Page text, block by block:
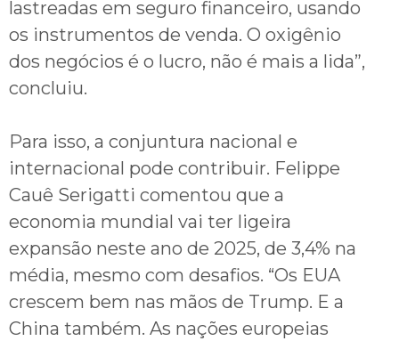
lastreadas em seguro financeiro, usando
os instrumentos de venda. O oxigênio
dos negócios é o lucro, não é mais a lida”,
concluiu.
Para isso, a conjuntura nacional e
internacional pode contribuir. Felippe
Cauê Serigatti comentou que a
economia mundial vai ter ligeira
expansão neste ano de 2025, de 3,4% na
média, mesmo com desafios. “Os EUA
crescem bem nas mãos de Trump. E a
China também. As nações europeias